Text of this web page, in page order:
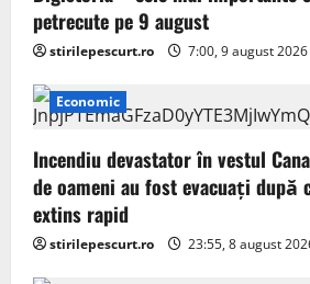
t
i
o
n
petrecute pe 9 august
stirilepescurt.ro 7:00, 9 august 2026
Economic
Incendiu devastator în vestul
de oameni au fost evacuați
extins rapid
stirilepescurt.ro 23:55, 8 august